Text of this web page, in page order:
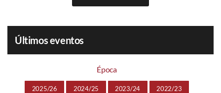
Últimos eventos
Época
2025/26 2024/25 2023/24 2022/23